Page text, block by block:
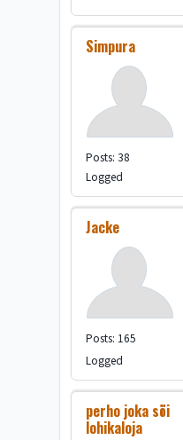
Simpura
Posts: 38
Logged
Jacke
Posts: 165
Logged
perho joka söi
lohikaloja